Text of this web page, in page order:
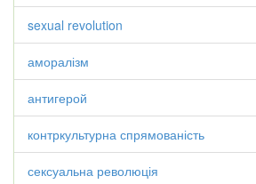
sexual revolution
аморалізм
антигерой
контркультурна спрямованість
сексуальна революція